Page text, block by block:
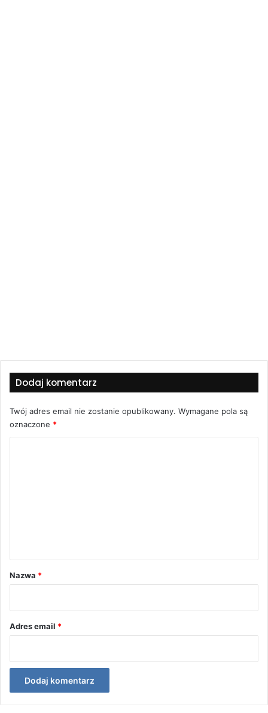
Dodaj komentarz
Twój adres email nie zostanie opublikowany. Wymagane pola są
oznaczone *
rNazwa *
Adres email *